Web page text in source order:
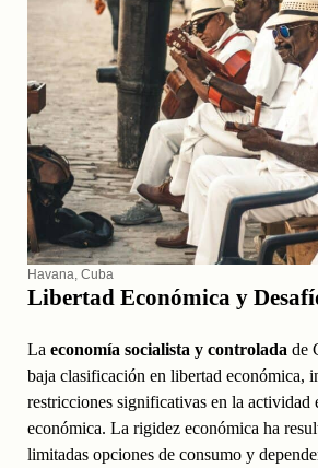
Havana, Cuba
Libertad Económica y
La economía socialista y controlada de
baja clasificación en libertad económica,
restricciones significativas en la actividad
económica. La rigidez económica ha
limitadas opciones de consumo y